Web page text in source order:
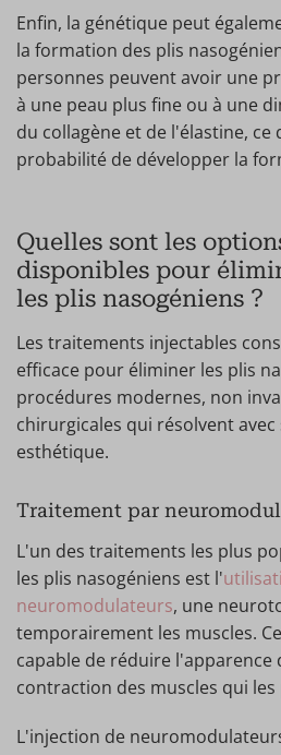
Enfin, la génétique peut
la formation des plis
personnes peuvent avoir une
à une peau plus fine ou à une
du collagène et de l'élastine, ce
probabilité de développer la
Quelles sont les
disponibles pour
les plis nasogéniens ?
Les traitements injectables
efficace pour éliminer les plis
procédures modernes, non
chirurgicales qui résolvent
esthétique.
Traitement par
L'un des traitements les plus
les plis nasogéniens est l'
neuromodulateurs, une
temporairement les muscles.
capable de réduire l'apparence
contraction des muscles qui
L'injection de